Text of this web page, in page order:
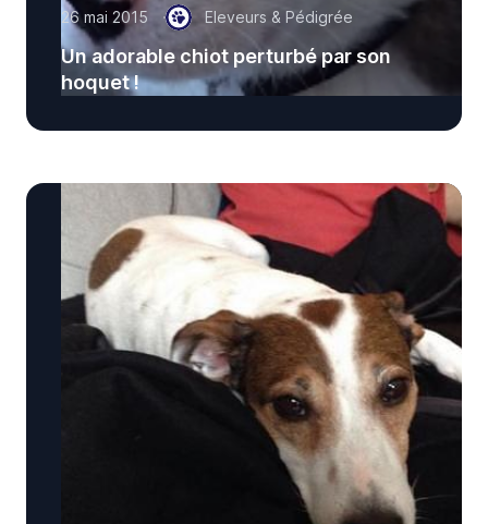
26 mai 2015 Eleveurs & Pédigrée
Un adorable chiot perturbé par son
hoquet !